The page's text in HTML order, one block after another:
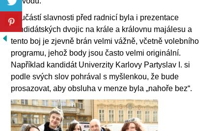
Součástí slavnosti před radnicí byla i prezentace
kandidátských dvojic na krále a královnu majálesu a
tento boj je zjevně brán velmi vážně, včetně volebního
programu, jehož body jsou často velmi originální.
Například kandidát Univerzity Karlovy Partyslav I. si
podle svých slov pohrával s myšlenkou, že bude
prosazovat, aby obsluha v menze byla „nahoře bez“.